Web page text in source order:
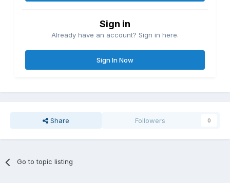
Sign in
Already have an account? Sign in here.
Sign In Now
Share Followers 0
Go to topic listing